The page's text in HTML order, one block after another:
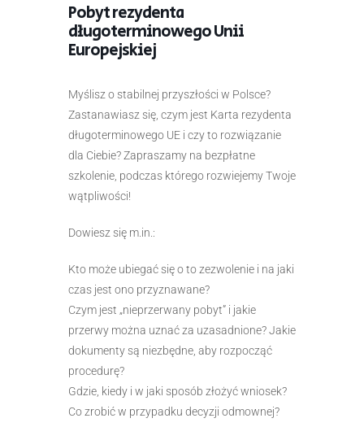
Pobyt rezydenta
długoterminowego Unii
Europejskiej
Myślisz o stabilnej przyszłości w Polsce?
Zastanawiasz się, czym jest Karta rezydenta
długoterminowego UE i czy to rozwiązanie
dla Ciebie? Zapraszamy na bezpłatne
szkolenie, podczas którego rozwiejemy Twoje
wątpliwości!
Dowiesz się m.in.:
Kto może ubiegać się o to zezwolenie i na jaki
czas jest ono przyznawane?
Czym jest „nieprzerwany pobyt” i jakie
przerwy można uznać za uzasadnione? Jakie
dokumenty są niezbędne, aby rozpocząć
procedurę?
Gdzie, kiedy i w jaki sposób złożyć wniosek?
Co zrobić w przypadku decyzji odmownej?